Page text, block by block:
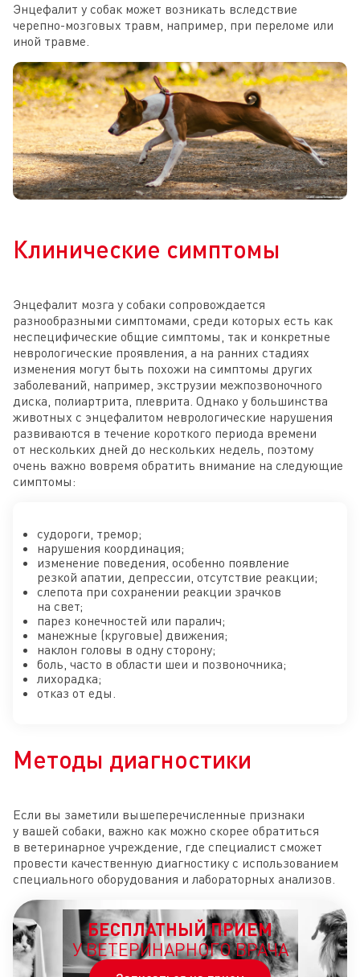
Энцефалит у собак может возникать вследствие
черепно-мозговых травм, например, при переломе или
иной травме.
Клинические симптомы
Энцефалит мозга у собаки сопровождается
разнообразными симптомами, среди которых есть как
неспецифические общие симптомы, так и конкретные
неврологические проявления, а на ранних стадиях
изменения могут быть похожи на симптомы других
заболеваний, например, экструзии межпозвоночного
диска, полиартрита, плеврита. Однако у большинства
животных с энцефалитом неврологические нарушения
развиваются в течение короткого периода времени
от нескольких дней до нескольких недель, поэтому
очень важно вовремя обратить внимание на следующие
симптомы:
судороги, тремор;
нарушения координация;
изменение поведения, особенно появление
резкой апатии, депрессии, отсутствие реакции;
слепота при сохранении реакции зрачков
на свет;
парез конечностей или паралич;
манежные (круговые) движения;
наклон головы в одну сторону;
боль, часто в области шеи и позвоночника;
лихорадка;
отказ от еды.
Методы диагностики
Если вы заметили вышеперечисленные признаки
у вашей собаки, важно как можно скорее обратиться
в ветеринарное учреждение, где специалист сможет
провести качественную диагностику с использованием
специального оборудования и лабораторных анализов.
БЕСПЛАТНЫЙ ПРИЕМ
У ВЕТЕРИНАРНОГО ВРАЧА